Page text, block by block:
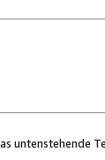
untenstehende